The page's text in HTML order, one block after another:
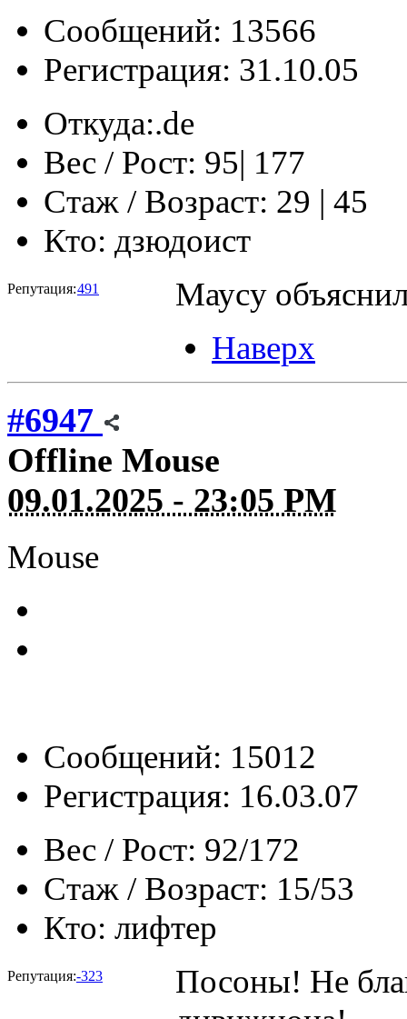
Сообщений: 13566
Регистрация: 31.10.05
Откуда:‎‏‎‏.de
Вес / Рост: 95| 177
Стаж / Возраст: 29 | 45
Кто: дзюдоист
Репутация:491
Маусу
Наверх
#6947
Offline Mouse
09.01.2025 - 23:05 PM
Mouse
Сообщений: 15012
Регистрация: 16.03.07
Вес / Рост: 92/172
Стаж / Возраст: 15/53
Кто: лифтер
Репутация:-323
Посоны! Не